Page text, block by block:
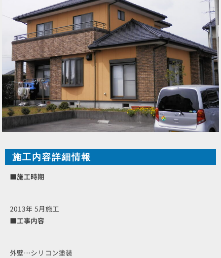
施工内容詳細情報
■施工時期
2013年 5月施工
■工事内容
外壁…シリコン塗装